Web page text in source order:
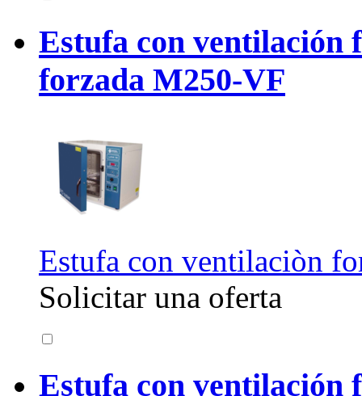
Estufa con ventilación
forzada M250-VF
Estufa con ventilaciòn
Solicitar una oferta
Estufa con ventilación